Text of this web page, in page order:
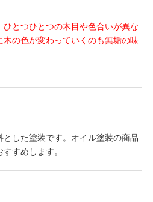
とつひとつの木目や色合いが異な
木の色が変わっていくのも無垢の味
した塗装です。オイル塗装の商品
すめします。